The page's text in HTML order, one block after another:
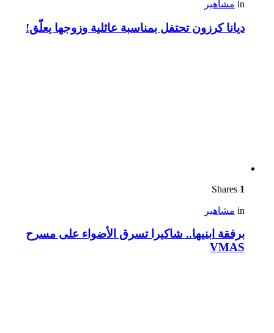
in مشاهير
ديانا كرزون تحتفل بمناسبة عائلية وزوجها يعلّق!
1
in مشاهير
برفقة ابنيها.. شاكيرا تسرق الأضواء على مسرح
VMAS